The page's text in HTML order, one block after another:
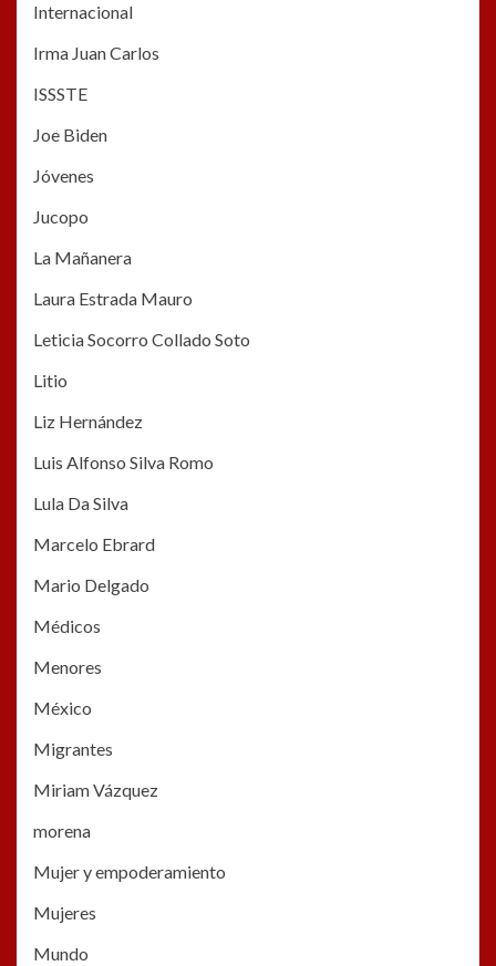
Internacional
Irma Juan Carlos
ISSSTE
Joe Biden
Jóvenes
Jucopo
La Mañanera
Laura Estrada Mauro
Leticia Socorro Collado Soto
Litio
Liz Hernández
Luis Alfonso Silva Romo
Lula Da Silva
Marcelo Ebrard
Mario Delgado
Médicos
Menores
México
Migrantes
Miriam Vázquez
morena
Mujer y empoderamiento
Mujeres
Mundo